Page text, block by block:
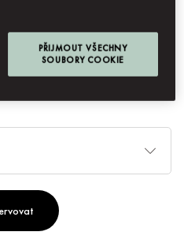
indigo blue and caramel.
lakeside living.
PŘIJMOUT VŠECHNY
SOUBORY COOKIE